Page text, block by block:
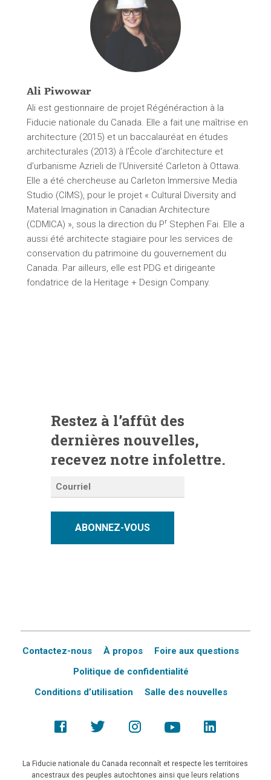
Ali Piwowar
Ali est gestionnaire de projet Régénéraction à la
Fiducie nationale du Canada. Elle a fait une maîtrise en
architecture (2015) et un baccalauréat en études
architecturales (2013) à l’École d’architecture et
d’urbanisme Azrieli de l’Université Carleton à Ottawa.
Elle a été chercheuse au Carleton Immersive Media
Studio (CIMS), pour le projet « Cultural Diversity and
Material Imagination in Canadian Architecture
(CDMICA) », sous la direction du PrStephen Fai. Elle a
aussi été architecte stagiaire pour les services de
conservation du patrimoine du gouvernement du
Canada. Par ailleurs, elle est PDG et dirigeante
fondatrice de la Heritage + Design Company.
Restez à l’affût des
dernières nouvelles,
recevez notre infolettre.
ABONNEZ-VOUS
Contactez-nous À propos
Foire aux questions
Politique de confidentialité
Conditions d’utilisation
Salle des nouvelles
La Fiducie nationale du Canada reconnaît et respecte les territoires
ancestraux des peuples autochtones ainsi que leurs relations